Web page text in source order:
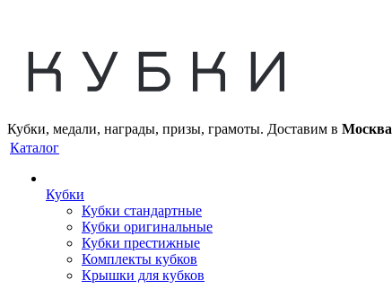
Кубки, медали, награды, призы, грамоты. Доставим в Москва
Каталог
Кубки
Кубки стандартные
Кубки оригинальные
Кубки престижные
Комплекты кубков
Крышки для кубков